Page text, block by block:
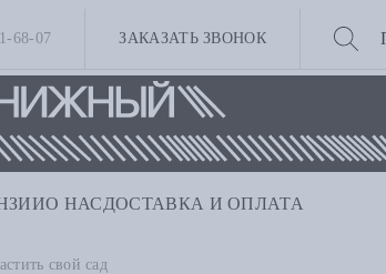
68-07 ЗАКАЗАТЬ ЗВОНОК
О НАС ДОСТАВКА И ОПЛАТА
свой сад